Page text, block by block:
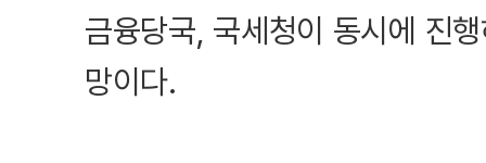
금융당국, 국세청이 동시에 진
망이다.